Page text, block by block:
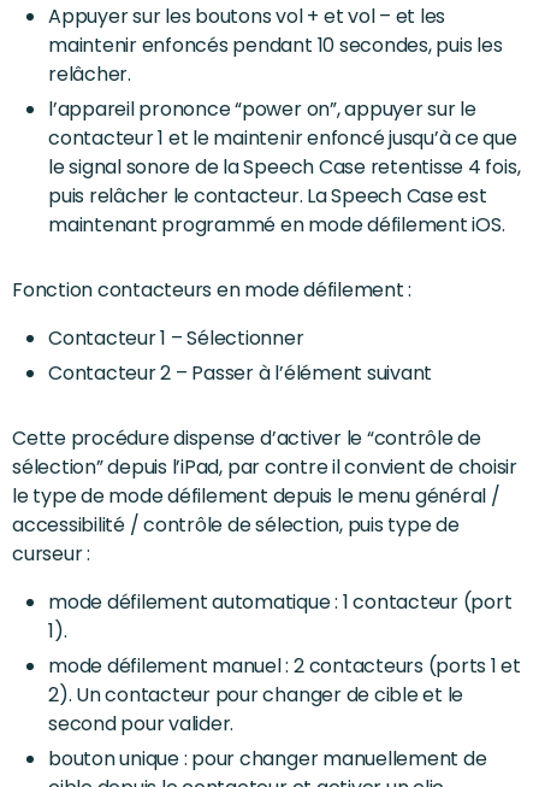
Appuyer sur les boutons vol + et vol – et les
maintenir enfoncés pendant 10 secondes, puis les
relâcher.
l’appareil prononce “power on”, appuyer sur le
contacteur 1 et le maintenir enfoncé jusqu’à ce que
le signal sonore de la Speech Case retentisse 4 fois,
puis relâcher le contacteur. La Speech Case est
maintenant programmé en mode défilement iOS.
Fonction contacteurs en mode défilement :
Contacteur 1 – Sélectionner
Contacteur 2 – Passer à l’élément suivant
Cette procédure dispense d’activer le “contrôle de
sélection” depuis l’iPad, par contre il convient de choisir
le type de mode défilement depuis le menu général /
accessibilité / contrôle de sélection, puis type de
curseur :
mode défilement automatique : 1 contacteur (port
1).
mode défilement manuel : 2 contacteurs (ports 1 et
2). Un contacteur pour changer de cible et le
second pour valider.
bouton unique : pour changer manuellement de